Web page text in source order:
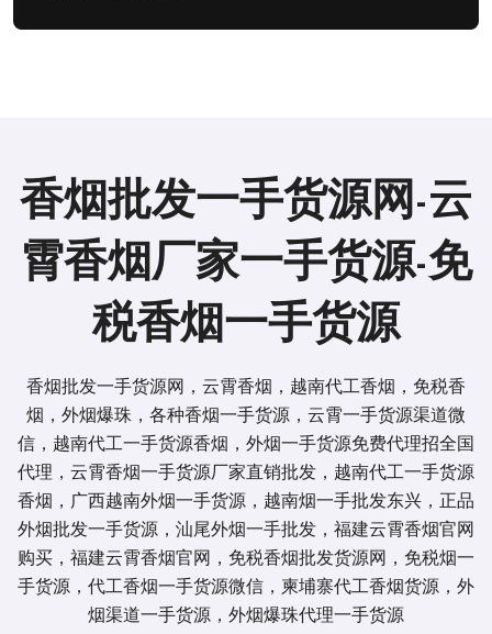
香烟批发一手货源网-云
霄香烟厂家一手货源-免
税香烟一手货源
香烟批发一手货源网，云霄香烟，越南代工香烟，免税香
烟，外烟爆珠，各种香烟一手货源，云霄一手货源渠道微
信，越南代工一手货源香烟，外烟一手货源免费代理招全国
代理，云霄香烟一手货源厂家直销批发，越南代工一手货源
香烟，广西越南外烟一手货源，越南烟一手批发东兴，正品
外烟批发一手货源，汕尾外烟一手批发，福建云霄香烟官网
购买，福建云霄香烟官网，免税香烟批发货源网，免税烟一
手货源，代工香烟一手货源微信，柬埔寨代工香烟货源，外
烟渠道一手货源，外烟爆珠代理一手货源